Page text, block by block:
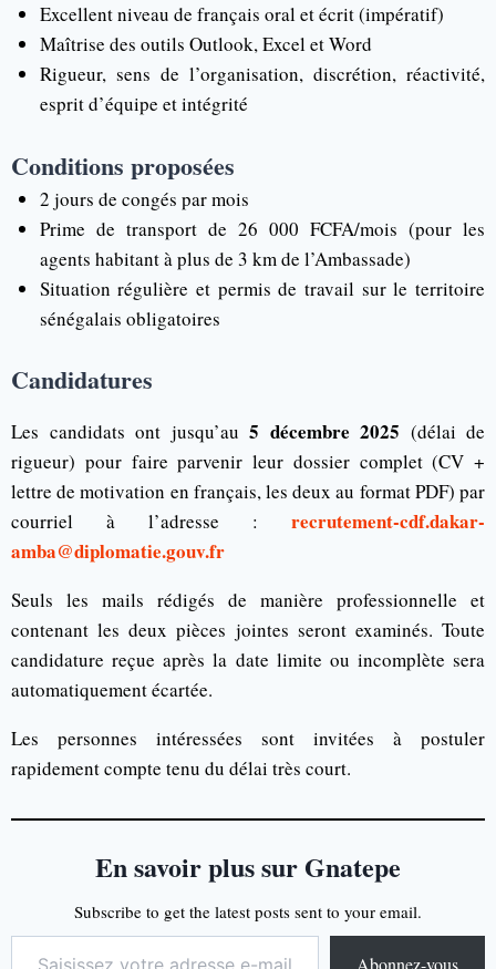
Excellent niveau de français oral et écrit (impératif)
Maîtrise des outils Outlook, Excel et Word
Rigueur, sens de l’organisation, discrétion, réactivité,
esprit d’équipe et intégrité
Conditions proposées
2 jours de congés par mois
Prime de transport de 26 000 FCFA/mois (pour les
agents habitant à plus de 3 km de l’Ambassade)
Situation régulière et permis de travail sur le territoire
sénégalais obligatoires
Candidatures
Les candidats ont jusqu’au 5 décembre 2025 (délai de
rigueur) pour faire parvenir leur dossier complet (CV +
lettre de motivation en français, les deux au format PDF) par
courriel à l’adresse : recrutement-cdf.dakar-
amba@diplomatie.gouv.fr
Seuls les mails rédigés de manière professionnelle et
contenant les deux pièces jointes seront examinés. Toute
candidature reçue après la date limite ou incomplète sera
automatiquement écartée.
Les personnes intéressées sont invitées à postuler
rapidement compte tenu du délai très court.
En savoir plus sur Gnatepe
Subscribe to get the latest posts sent to your email.
Abonnez-vous